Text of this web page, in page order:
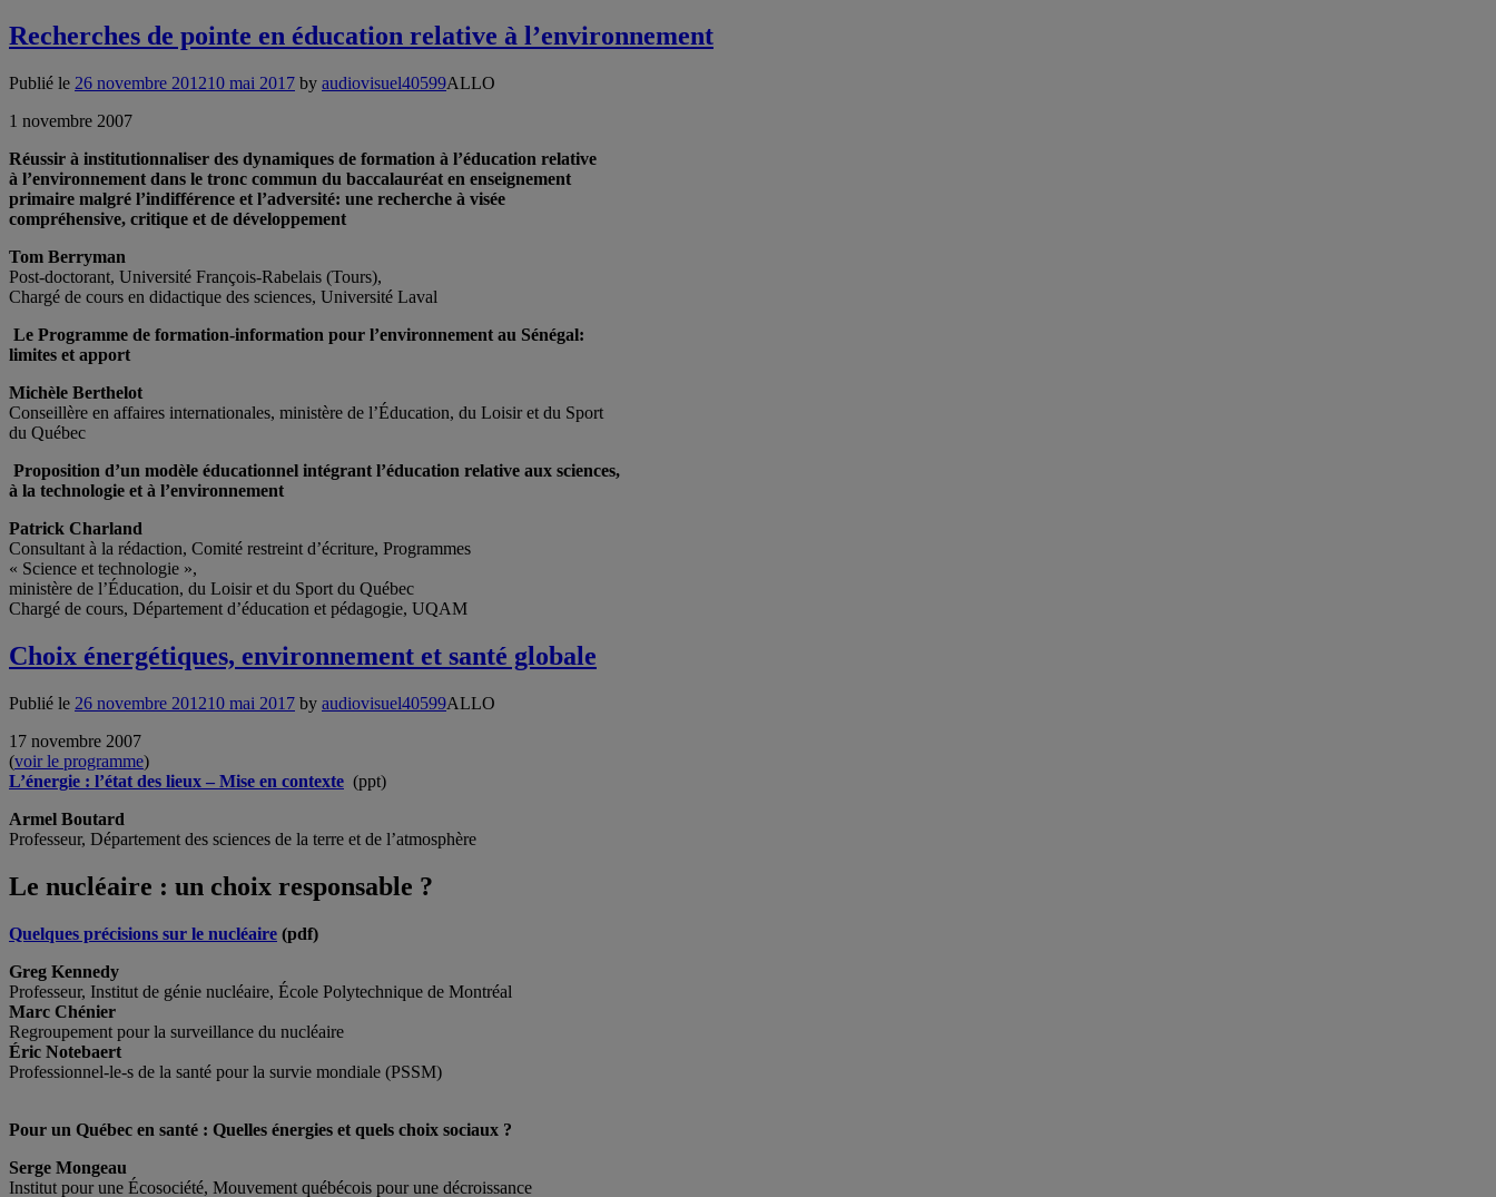
Recherches de pointe en éducation relative à l’environnement
Publié le 26 novembre 201210 mai 2017 by audiovisuel40599ALLO
1 novembre 2007
Réussir à institutionnaliser des dynamiques de formation à l’éducation relative
à l’environnement dans le tronc commun du baccalauréat en enseignement
primaire malgré l’indifférence et l’adversité: une recherche à visée
compréhensive, critique et de développement
Tom Berryman
Post-doctorant, Université François-Rabelais (Tours),
Chargé de cours en didactique des sciences, Université Laval
Le Programme de formation-information pour l’environnement au Sénégal:
limites et apport
Michèle Berthelot
Conseillère en affaires internationales, ministère de l’Éducation, du Loisir et du Sport
du Québec
Proposition d’un modèle éducationnel intégrant l’éducation relative aux sciences,
à la technologie et à l’environnement
Patrick Charland
Consultant à la rédaction, Comité restreint d’écriture, Programmes
« Science et technologie »,
ministère de l’Éducation, du Loisir et du Sport du Québec
Chargé de cours, Département d’éducation et pédagogie, UQAM
Choix énergétiques, environnement et santé globale
Publié le 26 novembre 201210 mai 2017 by audiovisuel40599ALLO
17 novembre 2007
(voir le programme)
L’énergie : l’état des lieux – Mise en contexte (ppt)
Armel Boutard
Professeur, Département des sciences de la terre et de l’atmosphère
Le nucléaire : un choix responsable ?
Quelques précisions sur le nucléaire (pdf)
Greg Kennedy
Professeur, Institut de génie nucléaire, École Polytechnique de Montréal
Marc Chénier
Regroupement pour la surveillance du nucléaire
Éric Notebaert
Professionnel-le-s de la santé pour la survie mondiale (PSSM)
Pour un Québec en santé : Quelles énergies et quels choix sociaux ?
Serge Mongeau
Institut pour une Écosociété, Mouvement québécois pour une décroissance